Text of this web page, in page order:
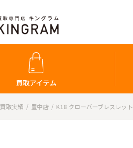
買取アイテム
買取実績 豊中店 K18 クローバーブレスレット